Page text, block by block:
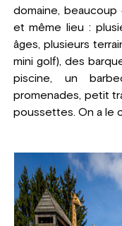
domaine,
et même lieu :
âges, plusieurs
mini golf), des
piscine, un
promenades, petit
poussettes. On a le